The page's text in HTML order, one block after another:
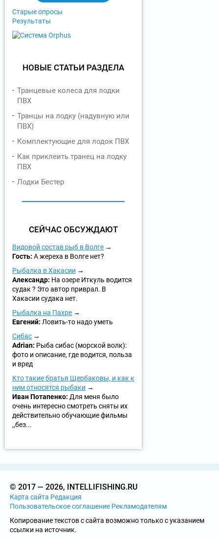
Старые опросы
Результаты
НОВЫЕ СТАТЬИ РАЗДЕЛА
Транцевые колеса для лодки
ПВХ
Транцы на лодку (надувную или
ПВХ)
Комплектующие для лодок ПВХ
Как приклеить транец на лодку
ПВХ
Лодки Бестер
СЕЙЧАС ОБСУЖДАЮТ
Видовой состав рыб в Волге
Гость: А жереха в Волге нет?
Рыбалка в Хакасии
Александр: На озере Иткуль водится
судак ? Это автор приврал. В
Хакасии судака нет.
Рыбалка на Пахре
Евгений: Ловить-то надо уметь
Сибас
Adrian: Рыба сибас (морской волк):
фото и описание, где водится, польза
и вред
Кто такие братья Щербаковы, и как к
ним относятся рыбаки
Иван Потапенко: Для меня было
очень интересно смотреть сняты их
действительно обучающие фильмы
,,без...
© 2017 — 2026, INTELLIFISHING.RU
Карта сайта Редакция
Пользовательское соглашение Рекламодателям
Копирование текстов с сайта возможно только с указанием
ссылки на источник.